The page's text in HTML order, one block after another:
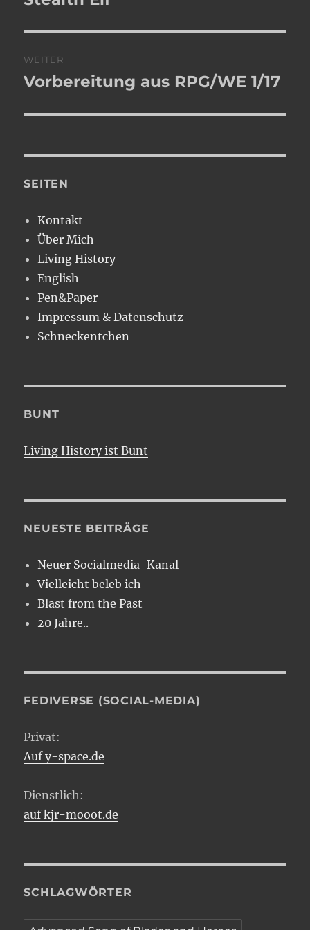
WEITER
Nächster
Vorbereitung aus RPG/WE 1/17
SEITEN
Kontakt
Über Mich
Living History
English
Pen&Paper
Impressum & Datenschutz
Schneckentchen
BUNT
Living History ist Bunt
NEUESTE BEITRÄGE
Neuer Socialmedia-Kanal
Vielleicht beleb ich
Blast from the Past
20 Jahre..
FEDIVERSE (SOCIAL-MEDIA)
Privat:
Auf y-space.de
Dienstlich:
auf kjr-mooot.de
SCHLAGWÖRTER